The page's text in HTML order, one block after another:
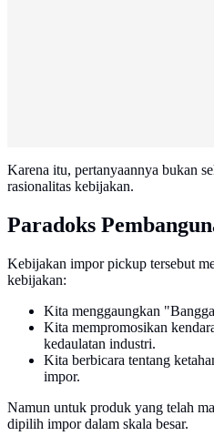
Karena itu, pertanyaannya bukan
rasionalitas kebijakan.
Paradoks
Kebijakan impor pickup tersebut
kebijakan:
Kita menggaungkan
Kita mempromosikan
kedaulatan industri.
Kita berbicara tentang
impor.
Namun untuk produk yang telah
dipilih impor dalam skala besar.